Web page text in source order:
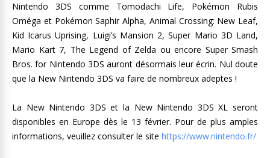
Nintendo 3DS comme Tomodachi Life, Pokémon Rubis
Oméga et Pokémon Saphir Alpha, Animal Crossing: New Leaf,
Kid Icarus Uprising, Luigi’s Mansion 2, Super Mario 3D Land,
Mario Kart 7, The Legend of Zelda ou encore Super Smash
Bros. for Nintendo 3DS auront désormais leur écrin. Nul doute
que la New Nintendo 3DS va faire de nombreux adeptes !
La New Nintendo 3DS et la New Nintendo 3DS XL seront
disponibles en Europe dès le 13 février. Pour de plus amples
informations, veuillez consulter le site https://www.nintendo.fr/